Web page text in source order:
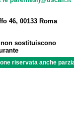
46, 00133 Roma
sostituiscono
riservata anche